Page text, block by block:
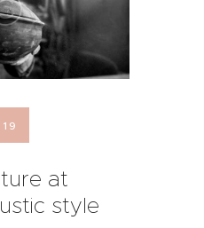
at
style